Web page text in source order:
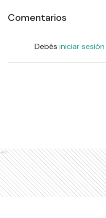
Comentarios
Debés iniciar sesión
Ads